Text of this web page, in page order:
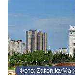
Фото: Zakon.kz/